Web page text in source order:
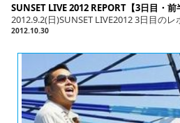
SUNSET LIVE 2012 REPORT【3日目・前
2012.9.2(日)SUNSET LIVE2012 3日目のレ
2012.10.30